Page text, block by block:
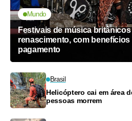
Mundo
Festivais de música
renascimento, com benefícios
pagamento
Brasil
Helicóptero cai em área
pessoas morrem